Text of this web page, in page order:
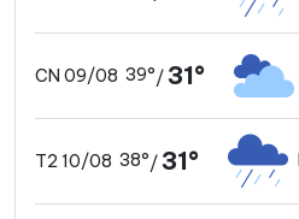
CN 09/08 39°/31°
T2 10/08 38°/31°